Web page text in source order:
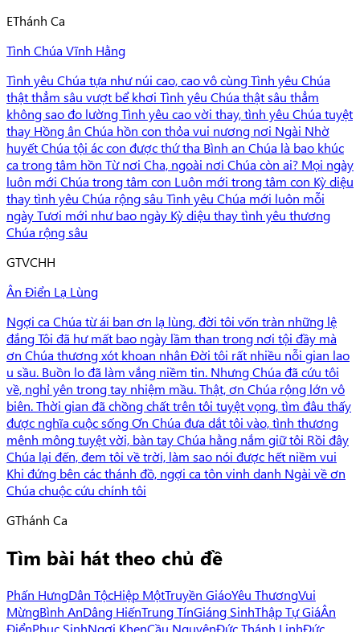
EThánh Ca
Tình Chúa Vĩnh Hằng
Tình yêu Chúa tựa như núi cao, cao vô cùng Tình yêu Chúa
thật thẳm sâu vượt bể khơi Tình yêu Chúa thật sâu thẳm
không sao đo lường Tình yêu cao vời thay, tình yêu Chúa tuyệt
thay Hồng ân Chúa hồn con thỏa vui nương nơi Ngài Nhờ
huyết Chúa tội ác con được thứ tha Bình an Chúa là bao khúc
ca trong tâm hồn Từ nơi Cha, ngoài nơi Chúa còn ai? Mọi ngày
luôn mới Chúa trong tâm con Luôn mới trong tâm con Kỳ diệu
thay tình yêu Chúa rộng sâu Tình yêu Chúa mới luôn mỗi
ngày Tươi mới như bao ngày Kỳ diệu thay tình yêu thương
Chúa rộng sâu
GTVCHH
Ân Điển Lạ Lùng
Ngợi ca Chúa từ ái ban ơn lạ lùng, đời tôi vốn tràn những lệ
đắng Tôi đã hư mất bao ngày lầm than trong nơi tội đầy mà
ơn Chúa thương xót khoan nhân Đời tôi rất nhiều nỗi gian lao
u sầu. Buồn lo đã làm vắng niềm tin. Nhưng Chúa đã cứu tôi
về, nghỉ yên trong tay nhiệm mầu. Thật, ơn Chúa rộng lớn vô
biên. Thời gian đã chồng chất trên tôi tuyệt vọng, tìm đâu thấy
được nghĩa cuộc sống Ơn Chúa đưa dắt tôi vào, tình thương
mênh mông tuyệt vời, bàn tay Chúa hằng nắm giữ tôi Rồi đây
Chúa lại đến, đem tôi về trời, làm sao nói được hết niềm vui
Khi đứng bên các thánh đồ, ngợi ca tôn vinh danh Ngài về ơn
Chúa chuộc cứu chính tôi
GThánh Ca
Tìm bài hát theo chủ đề
Phấn HưngDân TộcHiệp MộtTruyền GiáoYêu ThươngVui
MừngBình AnDâng HiếnTrung TínGiáng SinhThập Tự GiáÂn
ĐiểnPhục SinhNgợi KhenCầu NguyệnĐức Thánh LinhĐức